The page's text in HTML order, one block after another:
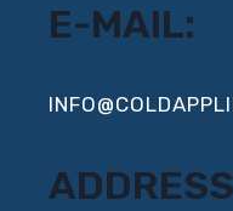
E-MAIL: